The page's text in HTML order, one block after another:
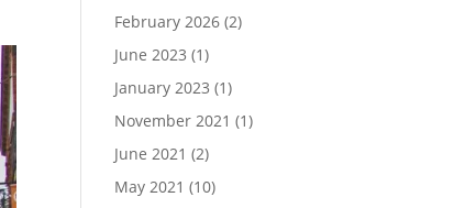
February 2026 (2)
June 2023 (1)
January 2023 (1)
November 2021 (1)
June 2021 (2)
May 2021 (10)